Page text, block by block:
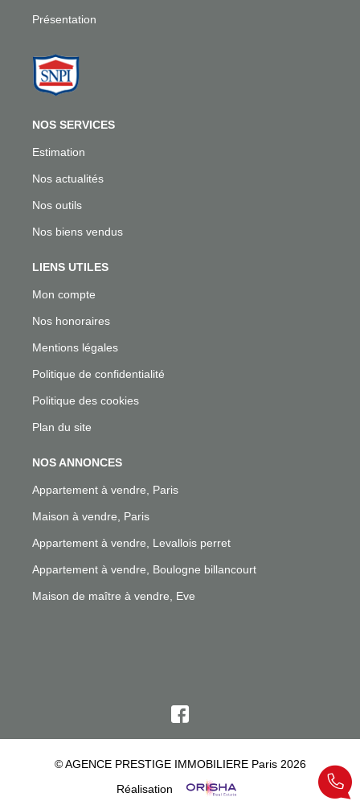
Présentation
NOS SERVICES
Estimation
Nos actualités
Nos outils
Nos biens vendus
LIENS UTILES
Mon compte
Nos honoraires
Mentions légales
Politique de confidentialité
Politique des cookies
Plan du site
NOS ANNONCES
Appartement à vendre, Paris
Maison à vendre, Paris
Appartement à vendre, Levallois perret
Appartement à vendre, Boulogne billancourt
Maison de maître à vendre, Eve
© AGENCE PRESTIGE IMMOBILIERE Paris 2026
Réalisation